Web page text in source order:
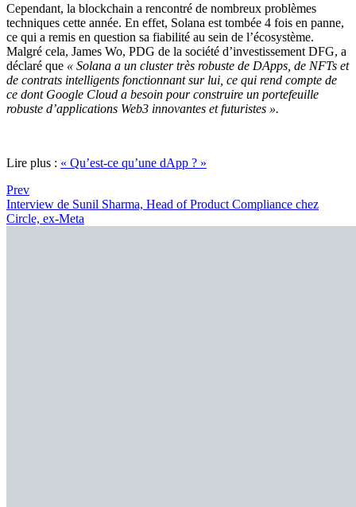
Cependant, la blockchain a rencontré de nombreux problèmes
techniques cette année. En effet, Solana est tombée 4 fois en panne,
ce qui a remis en question sa fiabilité au sein de l’écosystème.
Malgré cela, James Wo, PDG de la société d’investissement DFG, a
déclaré que « Solana a un cluster très robuste de DApps, de NFTs et
de contrats intelligents fonctionnant sur lui, ce qui rend compte de
ce dont Google Cloud a besoin pour construire un portefeuille
robuste d’applications Web3 innovantes et futuristes ».
Lire plus : « Qu’est-ce qu’une dApp ? »
Prev
Interview de Sunil Sharma, Head of Product Compliance chez
Circle, ex-Meta